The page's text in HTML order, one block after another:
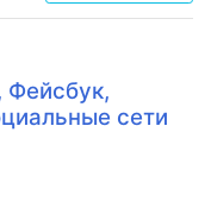
Фейсбук,
сети